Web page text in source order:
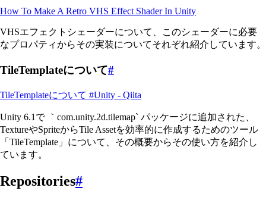
How To Make A Retro VHS Effect Shader In Unity
VHSエフェクトシェーダーについて、このシェーダーに必要
なプロパティからその実装についてそれぞれ紹介しています。
TileTemplateについて#
TileTemplateについて #Unity - Qiita
Unity 6.1で ｀com.unity.2d.tilemap` パッケージに追加された、
TextureやSpriteからTile Assetを効率的に作成するためのツール
「TileTemplate」について、その概要からその使い方を紹介し
ています。
Repositories#